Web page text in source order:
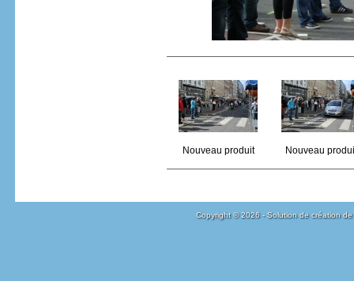
Nouveau produit Nouveau
Copyright © 2026 - Solution de création